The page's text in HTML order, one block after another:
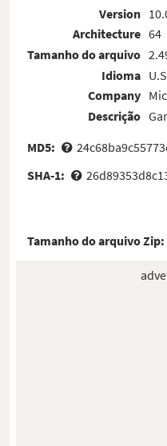
Version
Architecture
Tamanho do arquivo
Idioma
Company
Descrição
64
MD5:
SHA-1:
Tamanho do arquivo Zip: